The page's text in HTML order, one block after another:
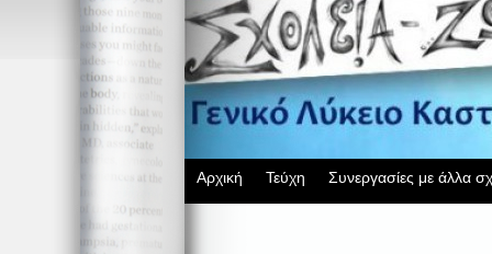
Αρχική Τεύχη Συνεργασίες με άλλα